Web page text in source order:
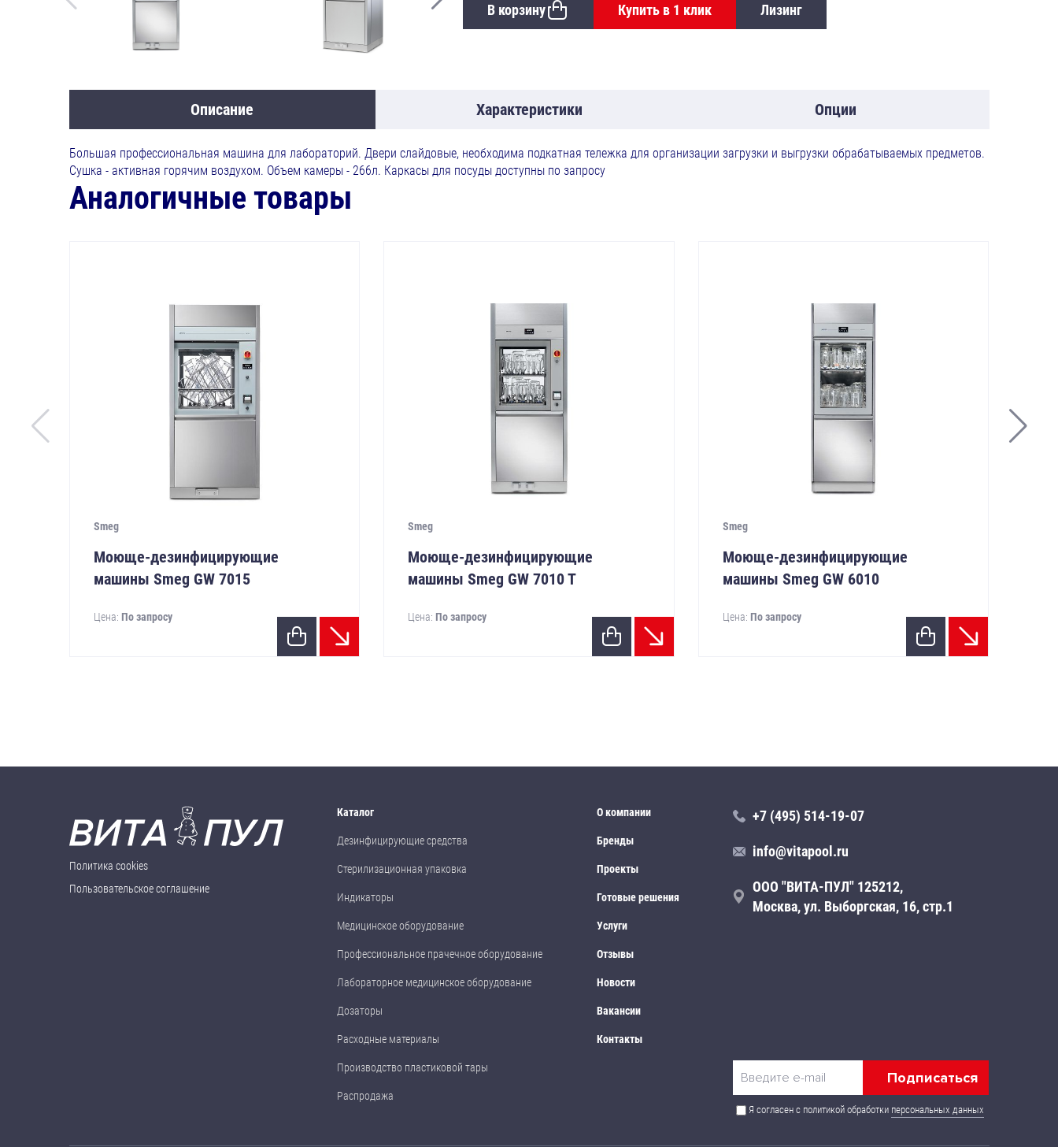
В корзину Купить в 1 клик Лизинг
Описание Характеристики Опции
Большая профессиональная машина для лабораторий. Двери слайдовые, необходима подкатная тележка для организации загрузки и выгрузки обрабатываемых предметов.
Сушка - активная горячим воздухом. Объем камеры - 266л. Каркасы для посуды доступны по запросу
Аналогичные товары
Smeg
Моюще-дезинфицирующие
машины Smeg GW 7015
Цена: По запросу
Smeg
Моюще-дезинфицирующие
машины Smeg GW 7010 T
Цена:По запросу
Smeg
Моюще-дезинфицирующие
машины Smeg GW 6010
Цена: По запросу
Политика cookies
Пользовательское соглашение
Каталог
Дезинфицирующие средства
Стерилизационная упаковка
Индикаторы
Медицинское оборудование
Профессиональное прачечное оборудование
Лабораторное медицинское оборудование
Дозаторы
Расходные материалы
Производство пластиковой тары
Распродажа
О компании
Бренды
Проекты
Готовые решения
Услуги
Отзывы
Новости
Вакансии
Контакты
+7 (495) 514-19-07
info@vitapool.ru
ООО "ВИТА-ПУЛ" 125212,
Москва, ул. Выборгская, 16, стр.1
Я согласен с политикой обработки персональных данных